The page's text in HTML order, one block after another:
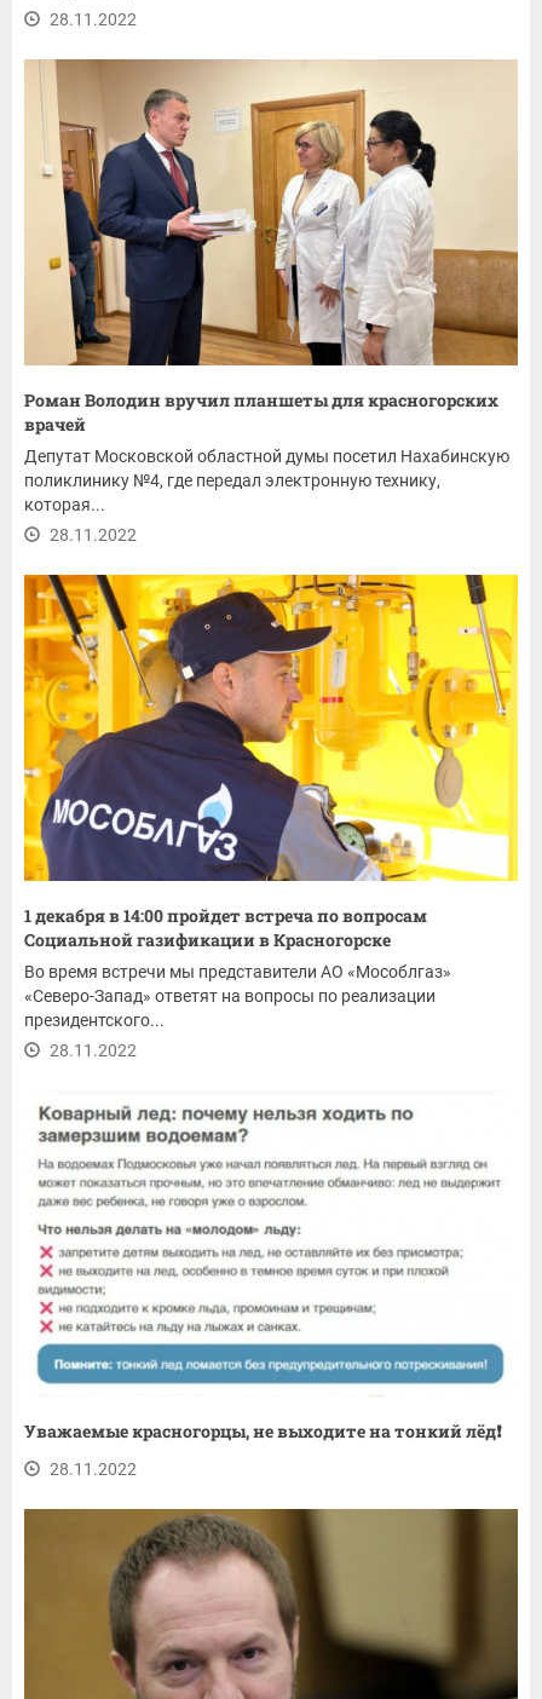
28.11.2022
Роман Володин вручил планшеты для красногорских
врачей
Депутат Московской областной думы посетил Нахабинскую
поликлинику №4, где передал электронную технику,
которая...
28.11.2022
1 декабря в 14:00 пройдет встреча по вопросам
Социальной газификации в Красногорске
Во время встречи мы представители АО «Мособлгаз»
«Северо-Запад» ответят на вопросы по реализации
президентского...
28.11.2022
Уважаемые красногорцы, не выходите на тонкий лёд❗️
28.11.2022